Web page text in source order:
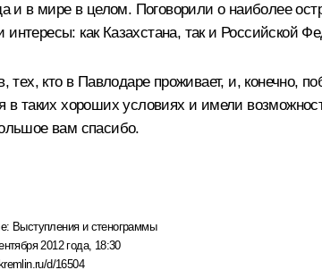
и в мире в целом. Поговорили о наиболее
как Казахстана, так и Российской
тех, кто в Павлодаре проживает, и, конечно,
таких хороших условиях и имели
вам спасибо.
Выступления и стенограммы
2012 года, 18:30
kremlin.ru/d/16504